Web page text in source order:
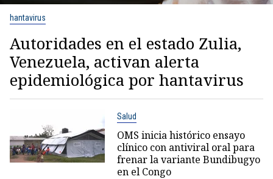
hantavirus
Autoridades en el estado Zulia,
Venezuela, activan alerta
epidemiológica por hantavirus
Salud
OMS inicia histórico ensayo
clínico con antiviral oral para
frenar la variante Bundibugyo
en el Congo